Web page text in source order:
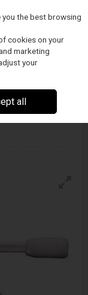
the best browsing
cookies on your
marketing
your
all